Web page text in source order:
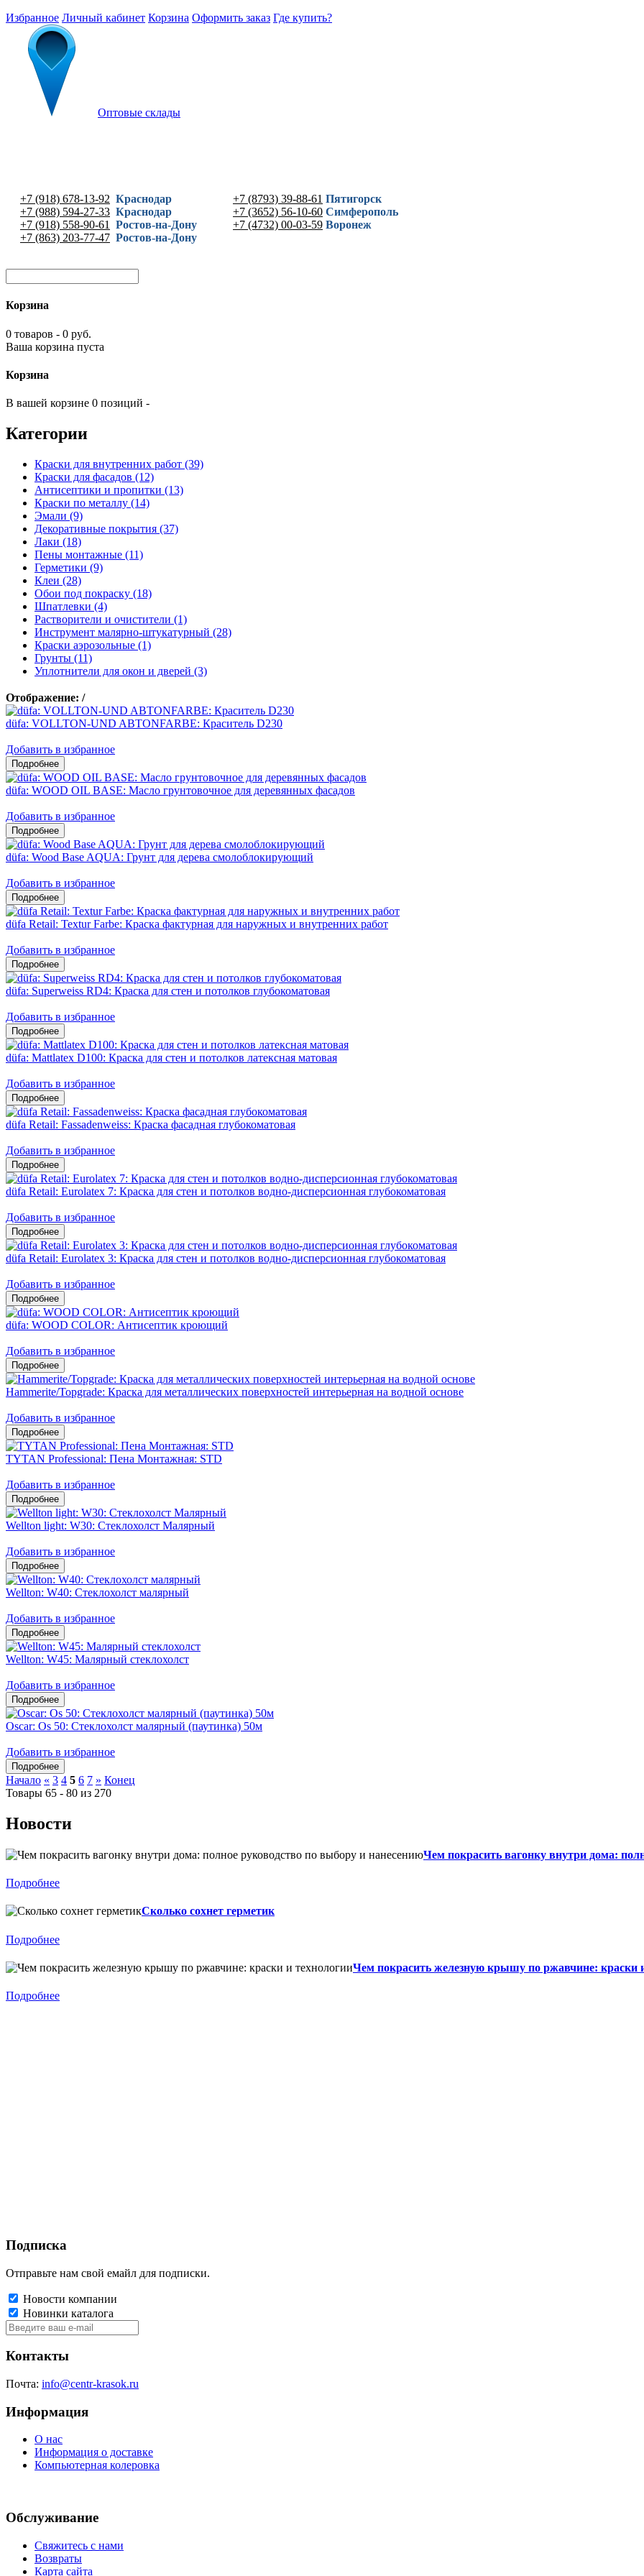
Избранное Личный кабинет Корзина Оформить заказ Где купить?
Оптовые склады
+7 (918) 678-13-92 Краснодар
+7 (988) 594-27-33 Краснодар
+7 (918) 558-90-61
Ростов-на-Дону
+7 (863) 203-77-47 Ростов-на-Дону
+7 (8793) 39-88-61 Пятигорск
+7 (3652) 56-10-60 Симферополь
+7 (4732) 00-03-59 Воронеж
Корзина
0 товаров - 0 руб.
Ваша корзина пуста
Корзина
В вашей корзине 0 позиций -
Категории
Краски для внутренних работ (39)
Краски для фасадов (12)
Антисептики и пропитки (13)
Краски по металлу (14)
Эмали (9)
Декоративные покрытия (37)
Лаки (18)
Пены монтажные (11)
Герметики (9)
Клеи (28)
Обои под покраску (18)
Шпатлевки (4)
Растворители и очистители (1)
Инструмент малярно-штукатурный (28)
Краски аэрозольные (1)
Грунты (11)
Уплотнители для окон и дверей (3)
Отображение: /
düfa: VOLLTON-UND ABTONFARBE: Краситель D230
Добавить в избранное
düfa: WOOD OIL BASE: Масло грунтовочное для деревянных фасадов
Добавить в избранное
düfa: Wood Base AQUA: Грунт для дерева смолоблокирующий
Добавить в избранное
düfa Retail: Textur Farbe: Краска фактурная для наружных и внутренних работ
Добавить в избранное
düfa: Superweiss RD4: Краска для стен и потолков глубокоматовая
Добавить в избранное
düfa: Mattlatex D100: Краска для стен и потолков латексная матовая
Добавить в избранное
düfa Retail: Fassadenweiss: Краска фасадная глубокоматовая
Добавить в избранное
düfa Retail: Eurolatex 7: Краска для стен и потолков водно-дисперсионная глубокоматовая
Добавить в избранное
düfa Retail: Eurolatex 3: Краска для стен и потолков водно-дисперсионная глубокоматовая
Добавить в избранное
düfa: WOOD COLOR: Антисептик кроющий
Добавить в избранное
Hammerite/Topgrade: Краска для металлических поверхностей интерьерная на водной основе
Добавить в избранное
TYTAN Professional: Пена Монтажная: STD
Добавить в избранное
Wellton light: W30: Стеклохолст Малярный
Добавить в избранное
Wellton: W40: Стеклохолст малярный
Добавить в избранное
Wellton: W45: Малярный стеклохолст
Добавить в избранное
Oscar: Os 50: Стеклохолст малярный (паутинка) 50м
Добавить в избранное
Начало « 3 4 5 6 7 » Конец
Товары 65 - 80 из 270
Новости
Чем покрасить вагонку внутри дома:
Подробнее
Сколько сохнет герметик
Подробнее
Чем покрасить железную крышу по ржавчине: краски
Подробнее
Подписка
Отправьте нам свой емайл для подписки.
Новости компании
Новинки каталога
Контакты
Почта: info@centr-krasok.ru
Информация
О нас
Информация о доставке
Компьютерная колеровка
Обслуживание
Свяжитесь с нами
Возвраты
Карта сайта